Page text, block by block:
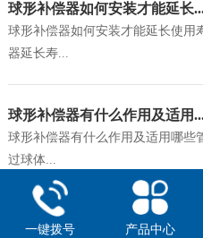
球形补偿器如何安装才能延长
球形补偿器如何安装才能延长使用
器延长寿...
球形补偿器有什么作用及适用
球形补偿器有什么作用及适用哪些
过球体...
一键拨号 产品中心